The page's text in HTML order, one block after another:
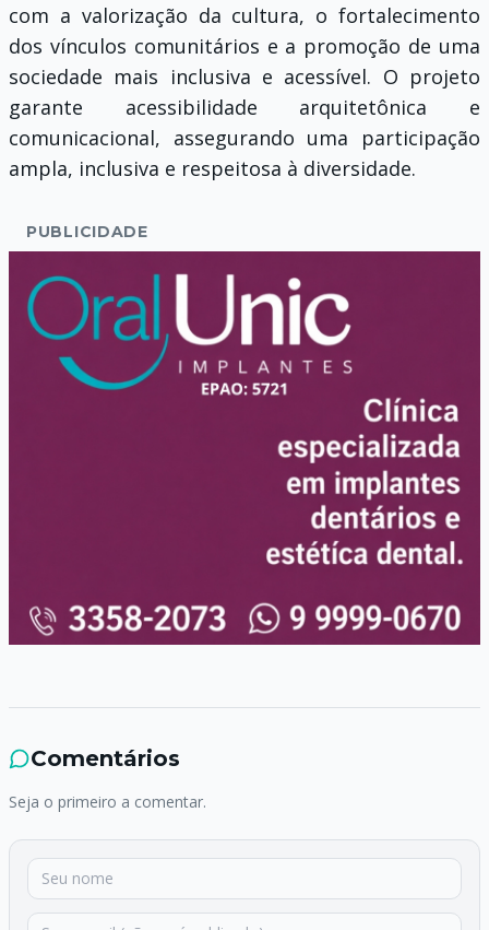
com a valorização da cultura, o fortalecimento
dos vínculos comunitários e a promoção de uma
sociedade mais inclusiva e acessível. O projeto
garante acessibilidade arquitetônica e
comunicacional, assegurando uma participação
ampla, inclusiva e respeitosa à diversidade.
PUBLICIDADE
Comentários
Seja o primeiro a comentar.